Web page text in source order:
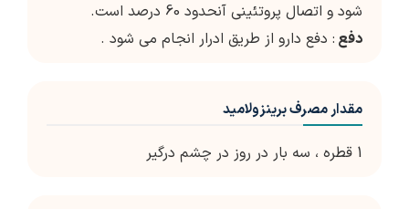
شود و اتصال پروتئینی آنحدود 60 درصد است.
دفع : دفع دارو از طریق ادرار انجام می شود .
مقدار مصرف برینزولامید
1 قطره ، سه بار در روز در چشم درگیر